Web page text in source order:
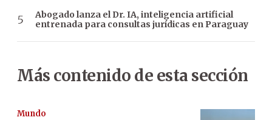
Abogado lanza el Dr. IA, inteligencia artificial
entrenada para consultas jurídicas en Paraguay
Más contenido de esta sección
Mundo